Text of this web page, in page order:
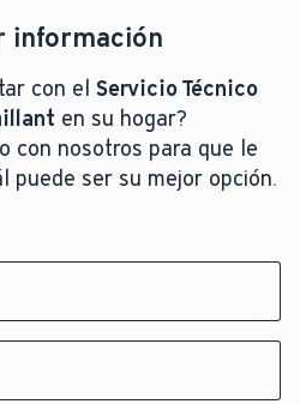
información
con el Servicio Técnico
en su hogar?
con nosotros para que le
puede ser su mejor opción.